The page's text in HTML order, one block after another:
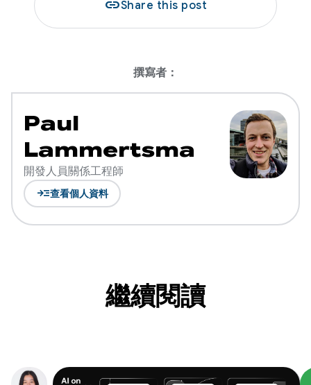
linkShare this post
撰寫者：
Paul
Lammertsma
開發人員關係工程師
read_more查看個人資料
繼續閱讀